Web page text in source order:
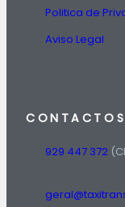
Politica de
Aviso Legal
CONTACTOS
929 447 372